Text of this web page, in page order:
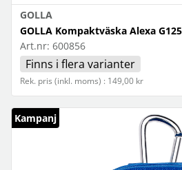
GOLLA
GOLLA Kompaktväska Alexa
Art.nr: 600856
Finns i flera varianter
Rek. pris (inkl. moms) : 149,00 kr
Kampanj